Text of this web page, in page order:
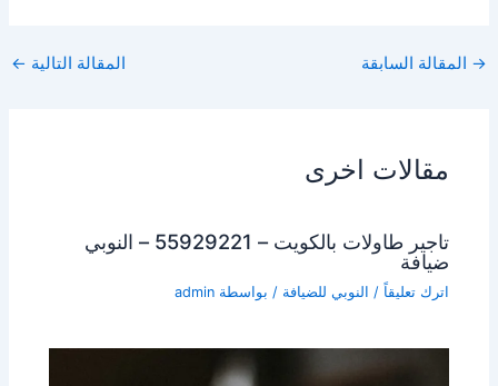
→ المقالة السابقة المقالة التالية ←
مقالات اخرى
تاجير طاولات بالكويت – 55929221 – النوبي
ضيافة
اترك تعليقاً / النوبي للضيافة / بواسطة admin